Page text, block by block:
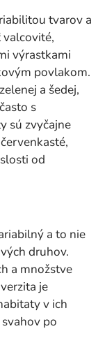
tvarov a
výrastkami
povlakom.
a šedej,
s
sú zvyčajne
od
a to nie
druhov.
a množstve
je
v ich
po